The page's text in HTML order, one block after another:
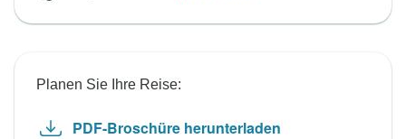
Planen Sie Ihre Reise:
PDF-Broschüre herunterladen